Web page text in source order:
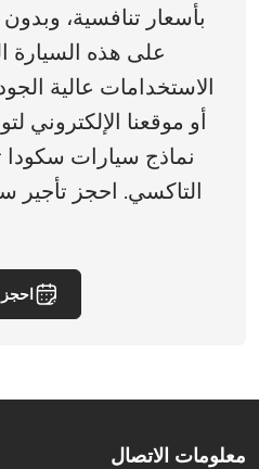
بأسعار تنافسية،
على هذه السيارة
الاستخدامات عالية
أو موقعنا
نماذج سيارات
التاكسي. احجز تأجير
احجز
معلومات الاتصال